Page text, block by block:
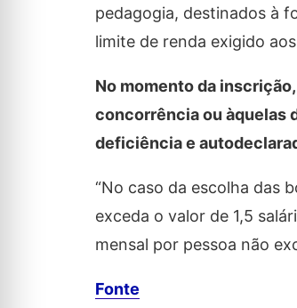
pedagogia, destinados à
limite de renda exigido
No momento da
concorrência ou àquelas
deficiência e
“No caso da escolha das
exceda o valor de 1,5
mensal por pessoa não
Fonte